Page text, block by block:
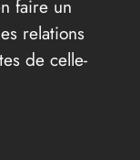
faire un
relations
de celle-